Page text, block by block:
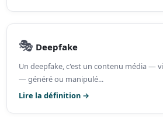
🎭 Deepfake
Un deepfake, c'est un contenu média —
— généré ou manipulé...
Lire la définition →